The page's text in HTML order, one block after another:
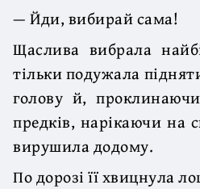
— Йди, вибирай сама!
Щаслива вибрала
тільки подужала
голову й,
предків, нарікаючи на
вирушила додому.
По дорозі її хвицнула